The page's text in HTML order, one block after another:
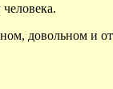
довольном и